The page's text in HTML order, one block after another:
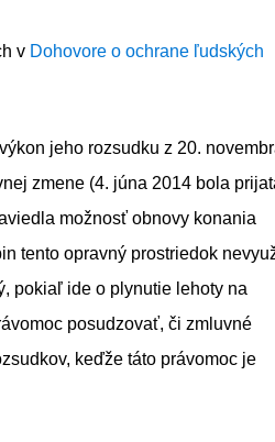
v Dohovore o ochrane ľudských
jeho rozsudku z 20.
zmene (4. júna 2014 bola
možnosť obnovy konania
tento opravný prostriedok
pokiaľ ide o plynutie lehoty na
posudzovať, či zmluvné
keďže táto právomoc je